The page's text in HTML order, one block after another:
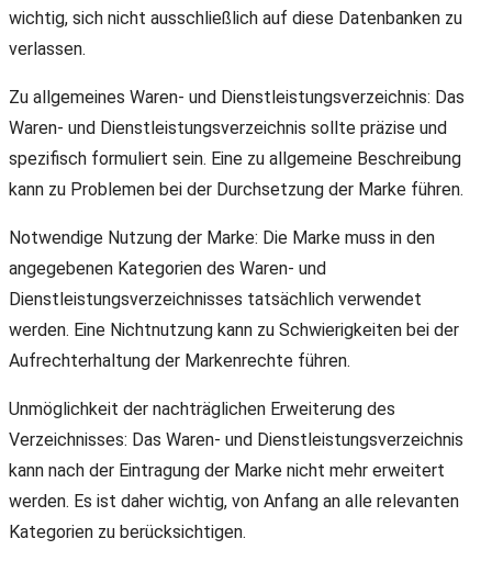
wichtig, sich nicht ausschließlich auf diese Datenbanken zu
verlassen.
Zu allgemeines Waren- und Dienstleistungsverzeichnis: Das
Waren- und Dienstleistungsverzeichnis sollte präzise und
spezifisch formuliert sein. Eine zu allgemeine Beschreibung
kann zu Problemen bei der Durchsetzung der Marke führen.
Notwendige Nutzung der Marke: Die Marke muss in den
angegebenen Kategorien des Waren- und
Dienstleistungsverzeichnisses tatsächlich verwendet
werden. Eine Nichtnutzung kann zu Schwierigkeiten bei der
Aufrechterhaltung der Markenrechte führen.
Unmöglichkeit der nachträglichen Erweiterung des
Verzeichnisses: Das Waren- und Dienstleistungsverzeichnis
kann nach der Eintragung der Marke nicht mehr erweitert
werden. Es ist daher wichtig, von Anfang an alle relevanten
Kategorien zu berücksichtigen.